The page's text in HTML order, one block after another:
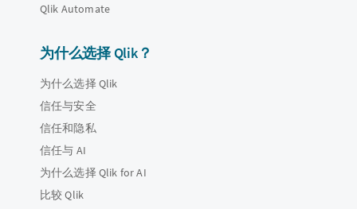
Qlik Automate
为什么选择 Qlik？
为什么选择 Qlik
信任与安全
信任和隐私
信任与 AI
为什么选择 Qlik for AI
比较 Qlik